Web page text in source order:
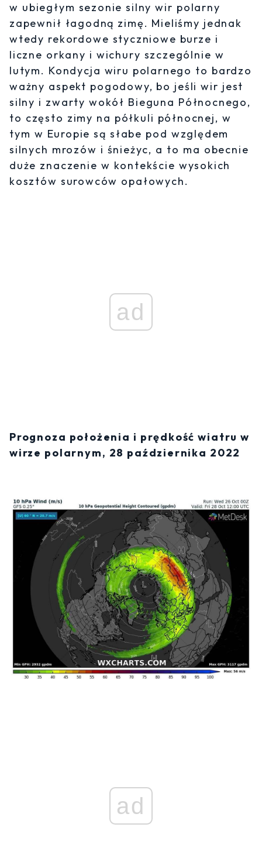
w ubiegłym sezonie silny wir polarny
zapewnił łagodną zimę. Mieliśmy jednak
wtedy rekordowe styczniowe burze i
liczne orkany i wichury szczególnie w
lutym. Kondycja wiru polarnego to bardzo
ważny aspekt pogodowy, bo jeśli wir jest
silny i zwarty wokół Bieguna Północnego,
to często zimy na półkuli północnej, w
tym w Europie są słabe pod względem
silnych mrozów i śnieżyc, a to ma obecnie
duże znaczenie w kontekście wysokich
kosztów surowców opałowych.
ad
Prognoza położenia i prędkość wiatru w
wirze polarnym, 28 października 2022
ad